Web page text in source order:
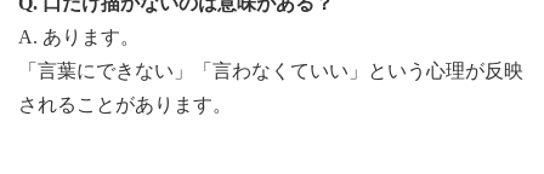
A. あります。
「言葉にできない」「言わなくていい」という心理が反映
されることがあります。